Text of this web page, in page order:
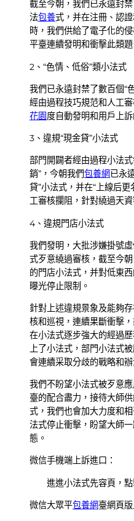
截至今朝，我們已永遠封
法包養式，并在注冊、認
時，我們供給了電子化的
平臺連續發明和衝擊此類題
2、“色情、低俗”類小法式
我們已永遠封禁了數百個“
經由過程技巧規范和人工
花園度自動發明和用戶上訴
3、違規“現金貸”小法式
部門開闢者經由過程小法
銷”，今朝我們包養網已永
貸”小法式，并在“上線后
工審核攔阻，針對繞過天
4、違規門店小法式
我們發明，大批涉嫌掛號
式歹意繞過審核，截至今
的門店小法式，并對低東
曝光停止限制。
針對上述違規景象及能夠
核和巡視，連續果斷衝擊
在小法式逐步強大的經過
上了小法式，部門小法式
會連續采取分歧的戰略和
我們不盼望小法式被歹意
臺的配合盡力，接待大師
式，我們也會加大力度和
法式停止衝擊，盼望大師
態。
微信手機端上訴進口：
進進小法式先容頁，點
微信大眾平包養網臺網頁版